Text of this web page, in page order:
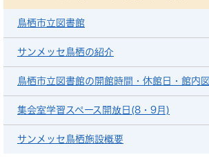
鳥栖市立図書館
サンメッセ鳥栖の紹介
鳥栖市立図書館の開館時間・休館日・館内図
集会室学習スペース開放日(8・9月)
サンメッセ鳥栖施設概要